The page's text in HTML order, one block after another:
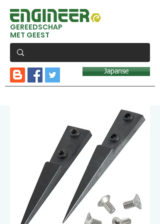
GEREEDSCHAP
MET GEEST
Japanse